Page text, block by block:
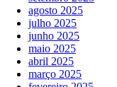
agosto 2025
julho 2025
junho 2025
maio 2025
abril 2025
março 2025